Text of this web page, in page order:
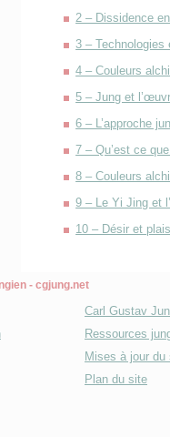
2 – Dissidence
3 –
4 – Couleurs
5 – Jung et
6 – L’approche
7 – Qu’est ce
8 – Couleurs
9 – Le Yi Jing et
10 – Désir et
- cgjung.net
Carl Gustav
Ressources
Mises à jour du
Plan du site